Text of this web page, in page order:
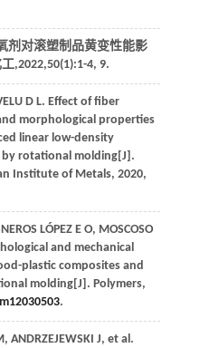
剂对滚塑制品黄变性能影
,2022,50(1):1-4, 9.
D L. Effect of fiber
morphological properties
linear low-density
rotational molding[J].
Institute of Metals, 2020,
LÓPEZ E O, MOSCOSO
and mechanical
plastic composites and
molding[J]. Polymers,
.
, ANDRZEJEWSKI J, et al.